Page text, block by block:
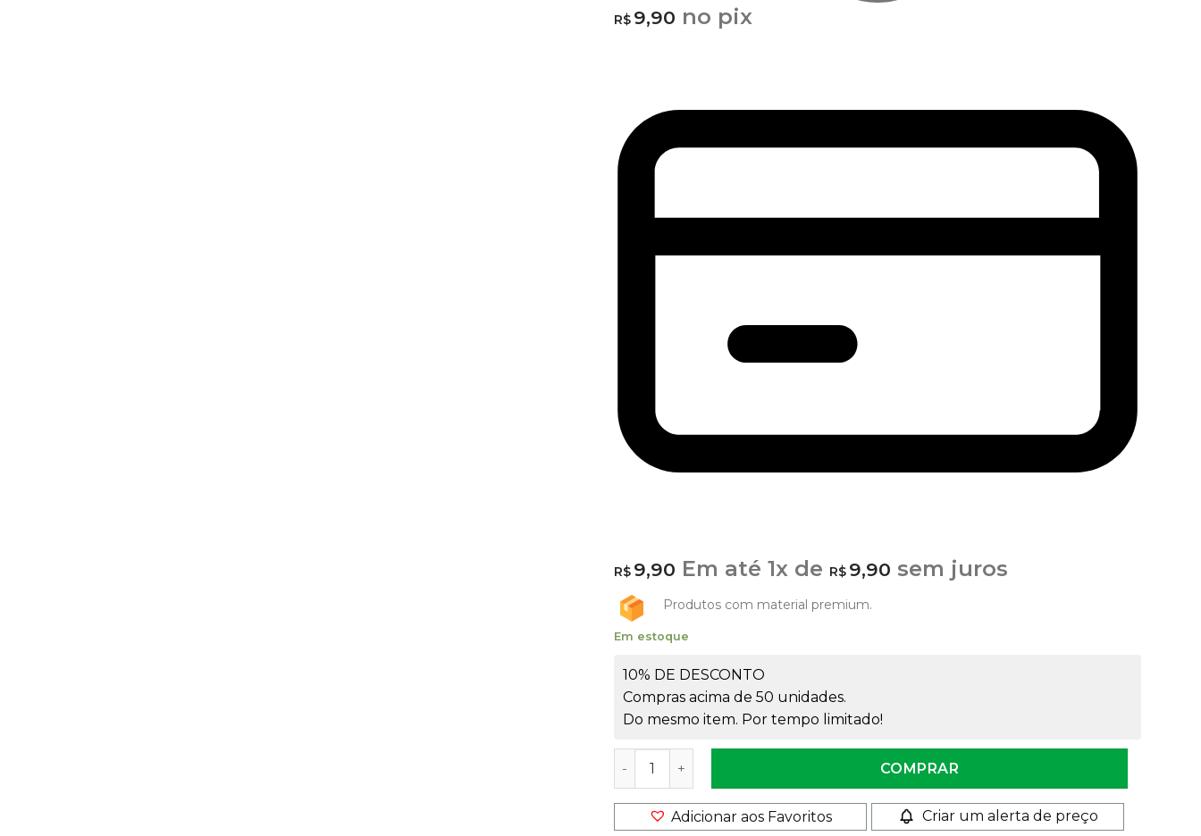
R$ 9,90 no pix
R$ 9,90 Em até 1x de R$ 9,90 sem juros
Produtos com material premium.
Em estoque
10% DE DESCONTO
Compras acima de 50 unidades.
Do mesmo item. Por tempo limitado!
COMPRAR
Adicionar aos Favoritos Criar um alerta de preço